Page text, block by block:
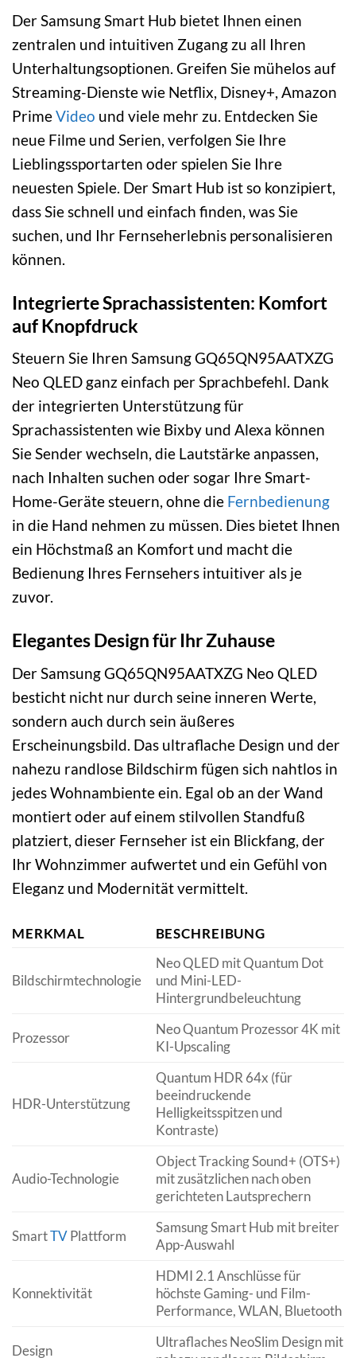
Der Samsung Smart Hub bietet Ihnen einen
zentralen und intuitiven Zugang zu all Ihren
Unterhaltungsoptionen. Greifen Sie mühelos auf
Streaming-Dienste wie Netflix, Disney+, Amazon
PrimeVideo und viele mehr zu. Entdecken Sie
neue Filme und Serien, verfolgen Sie Ihre
Lieblingssportarten oder spielen Sie Ihre
neuesten Spiele. Der Smart Hub ist so konzipiert,
dass Sie schnell und einfach finden, was Sie
suchen, und Ihr Fernseherlebnis personalisieren
können.
Integrierte Sprachassistenten: Komfort
auf Knopfdruck
Steuern Sie Ihren Samsung GQ65QN95AATXZG
Neo QLED ganz einfach per Sprachbefehl. Dank
der integrierten Unterstützung für
Sprachassistenten wie Bixby und Alexa können
Sie Sender wechseln, die Lautstärke anpassen,
nach Inhalten suchen oder sogar Ihre Smart-
Home-Geräte steuern, ohne die Fernbedienung
in die Hand nehmen zu müssen. Dies bietet Ihnen
ein Höchstmaß an Komfort und macht die
Bedienung Ihres Fernsehers intuitiver als je
zuvor.
Elegantes Design für Ihr Zuhause
Der Samsung GQ65QN95AATXZG Neo QLED
besticht nicht nur durch seine inneren Werte,
sondern auch durch sein äußeres
Erscheinungsbild. Das ultraflache Design und der
nahezu randlose Bildschirm fügen sich nahtlos in
jedes Wohnambiente ein. Egal ob an der Wand
montiert oder auf einem stilvollen Standfuß
platziert, dieser Fernseher ist ein Blickfang, der
Ihr Wohnzimmer aufwertet und ein Gefühl von
Eleganz und Modernität vermittelt.
MERKMAL BESCHREIBUNG
Bildschirmtechnologie
Neo QLED mit Quantum Dot
und Mini-LED-
Hintergrundbeleuchtung
Prozessor
Neo Quantum Prozessor 4K mit
KI-Upscaling
HDR-Unterstützung
Quantum HDR 64x (für
beeindruckende
Helligkeitsspitzen und
Kontraste)
Audio-Technologie
Object Tracking Sound+ (OTS+)
mit zusätzlichen nach oben
gerichteten Lautsprechern
SmartTVPlattform
Samsung Smart Hub mit breiter
App-Auswahl
Konnektivität
HDMI 2.1 Anschlüsse für
höchste Gaming- und Film-
Performance, WLAN, Bluetooth
Design
Ultraflaches NeoSlim Design mit